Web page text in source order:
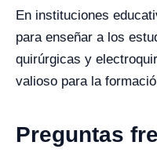
En instituciones
para enseñar a los
quirúrgicas y
valioso para la
Preguntas